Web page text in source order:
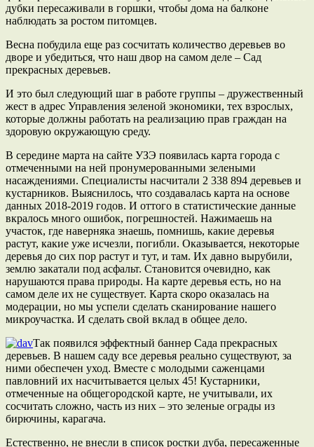
дубки пересаживали в горшки, чтобы дома на балконе
наблюдать за ростом питомцев.
Весна побудила еще раз сосчитать количество деревьев во
дворе и убедиться, что наш двор на самом деле – Сад
прекрасных деревьев.
И это был следующий шаг в работе группы – дружественный
жест в адрес Управления зеленой экономики, тех взрослых,
которые должны работать на реализацию прав граждан на
здоровую окружающую среду.
В середине марта на сайте УЗЭ появилась карта города с
отмеченными на ней пронумерованными зелеными
насаждениями. Специалисты насчитали 2 338 894 деревьев и
кустарников. Выяснилось, что создавалась карта на основе
данных 2018-2019 годов. И оттого в статистические данные
вкралось много ошибок, погрешностей. Нажимаешь на
участок, где наверняка знаешь, помнишь, какие деревья
растут, какие уже исчезли, погибли. Оказывается, некоторые
деревья до сих пор растут и тут, и там. Их давно вырубили,
землю закатали под асфальт. Становится очевидно, как
нарушаются права природы. На карте деревья есть, но на
самом деле их не существует. Карта скоро оказалась на
модерации, но мы успели сделать сканирование нашего
микроучастка. И сделать свой вклад в общее дело.
Так появился эффектный баннер Сада прекрасных
деревьев. В нашем саду все деревья реально существуют, за
ними обеспечен уход. Вместе с молодыми саженцами
павловний их насчитывается целых 45! Кустарники,
отмеченные на общегородской карте, не учитывали, их
сосчитать сложно, часть из них – это зеленые ограды из
бирючины, карагача.
Естественно, не внесли в список ростки дуба, пересаженные